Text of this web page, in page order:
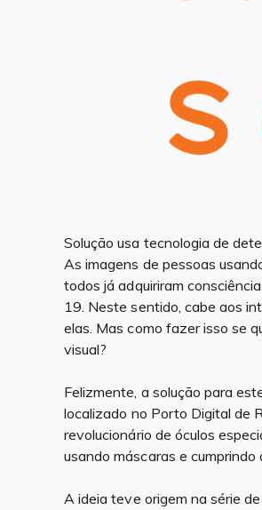
Solução usa tecnologia de
As imagens de pessoas
todos já adquiriram
19. Neste sentido, cabe aos
elas. Mas como fazer isso se
visual?
Felizmente, a solução para
localizado no Porto Digital de
revolucionário de óculos
usando máscaras e
A ideia teve origem na série